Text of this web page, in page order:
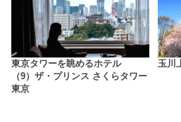
東京タワーを眺めるホテル
（9）ザ・プリンス さくらタワー
東京
玉川